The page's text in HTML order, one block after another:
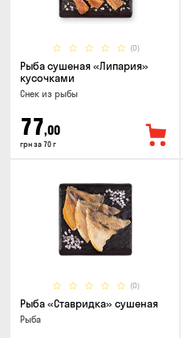
(0)
Рыба сушеная «Липария»
кусочками
Снек из рыбы
77,00
грн за 70 г
(0)
Рыба «Ставридка» сушеная
Рыба